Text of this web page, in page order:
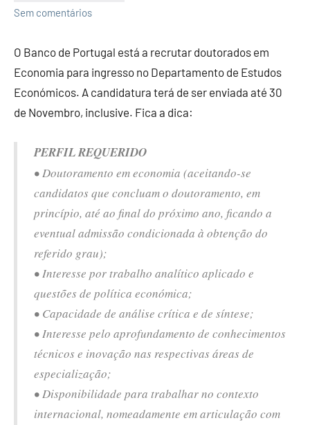
Economia
Finanças
Sem comentários
O Banco de Portugal está a recrutar doutorados em
Economia para ingresso no Departamento de Estudos
Económicos. A candidatura terá de ser enviada até 30
de Novembro, inclusive. Fica a dica:
PERFIL REQUERIDO
• Doutoramento em economia (aceitando-se
candidatos que concluam o doutoramento, em
princípio, até ao final do próximo ano, ficando a
eventual admissão condicionada à obtenção do
referido grau);
• Interesse por trabalho analítico aplicado e
questões de política económica;
• Capacidade de análise crítica e de síntese;
• Interesse pelo aprofundamento de conhecimentos
técnicos e inovação nas respectivas áreas de
especialização;
• Disponibilidade para trabalhar no contexto
internacional, nomeadamente em articulação com